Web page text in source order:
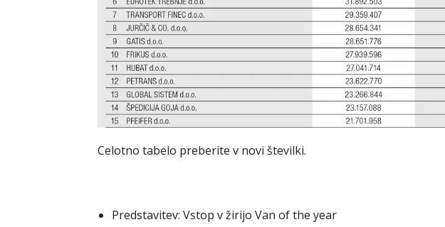
Celotno tabelo preberite v novi številki.
Predstavitev: Vstop v žirijo Van of the year